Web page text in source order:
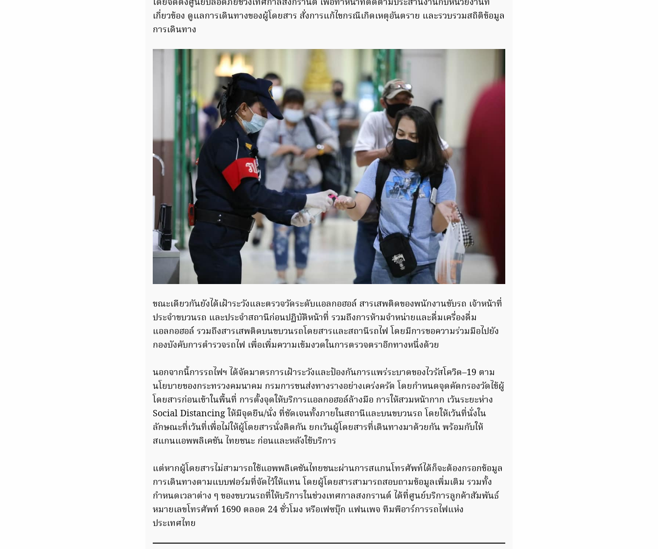
เกี่ยวข้อง ดูแลการเดินทางของผู้โดยสาร สั่งการแก้ไขกรณีเกิดเหตุอันตราย และรวบรวมสถิติข้อมูล
การเดินทาง
ขณะเดียวกันยังได้เฝ้าระวังและตรวจวัดระดับแอลกอฮอล์ สารเสพติดของพนักงานขับรถ เจ้าหน้าที่
ประจำขบวนรถ และประจำสถานีก่อนปฏิบัติหน้าที่ รวมถึงการห้ามจำหน่ายและดื่มเครื่องดื่ม
แอลกอฮอล์ รวมถึงสารเสพติดบนขบวนรถโดยสารและสถานีรถไฟ โดยมีการขอความร่วมมือไปยัง
กองบังคับการตำรวจรถไฟ เพื่อเพิ่มความเข้มงวดในการตรวจตราอีกทางหนึ่งด้วย
นอกจากนี้การรถไฟฯ ได้จัดมาตรการเฝ้าระวังและป้องกันการแพร่ระบาดของไวรัสโควิด–19 ตาม
นโยบายของกระทรวงคมนาคม กรมการขนส่งทางรางอย่างเคร่งครัด โดยกำหนดจุดคัดกรองวัดไข้ผู้
โดยสารก่อนเข้าในพื้นที่ การตั้งจุดให้บริการแอลกอฮอล์ล้างมือ การให้สวมหน้ากาก เว้นระยะห่าง
Social Distancing ให้มีจุดยืน/นั่ง ที่ชัดเจนทั้งภายในสถานีและบนขบวนรถ โดยให้เว้นที่นั่งใน
ลักษณะที่เว้นที่เพื่อไม่ให้ผู้โดยสารนั่งติดกัน ยกเว้นผู้โดยสารที่เดินทางมาด้วยกัน พร้อมกับให้
สแกนแอพพลิเคชัน ไทยชนะ ก่อนและหลังใช้บริการ
แต่หากผู้โดยสารไม่สามารถใช้แอพพลิเคชันไทยชนะผ่านการสแกนโทรศัพท์ได้ก็จะต้องกรอกข้อมูล
การเดินทางตามแบบฟอร์มที่จัดไว้ให้แทน โดยผู้โดยสารสามารถสอบถามข้อมูลเพิ่มเติม รวมทั้ง
กำหนดเวลาต่าง ๆ ของขบวนรถที่ให้บริการในช่วงเทศกาลสงกรานต์ ได้ที่ศูนย์บริการลูกค้าสัมพันธ์
หมายเลขโทรศัพท์ 1690 ตลอด 24 ชั่วโมง หรือเฟซบุ๊ก แฟนเพจ ทีมพีอาร์การรถไฟแห่ง
ประเทศไทย